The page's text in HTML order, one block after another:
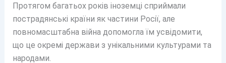
Протягом багатьох років іноземці сприймали
пострадянські країни як частини Росії, але
повномасштабна війна допомогла їм усвідомити,
що це окремі держави з унікальними культурами та
народами.